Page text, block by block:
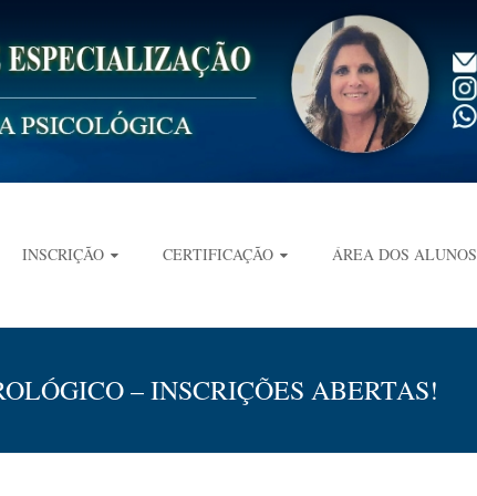
INSCRIÇÃO CERTIFICAÇÃO ÁREA DOS ALUNOS
– INSCRIÇÕES ABERTAS!